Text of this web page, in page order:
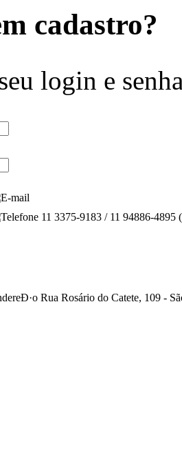
cadastro?
login e
11 3375-9183 / 11 94886-4895
Rua Rosário do Catete, 109 -